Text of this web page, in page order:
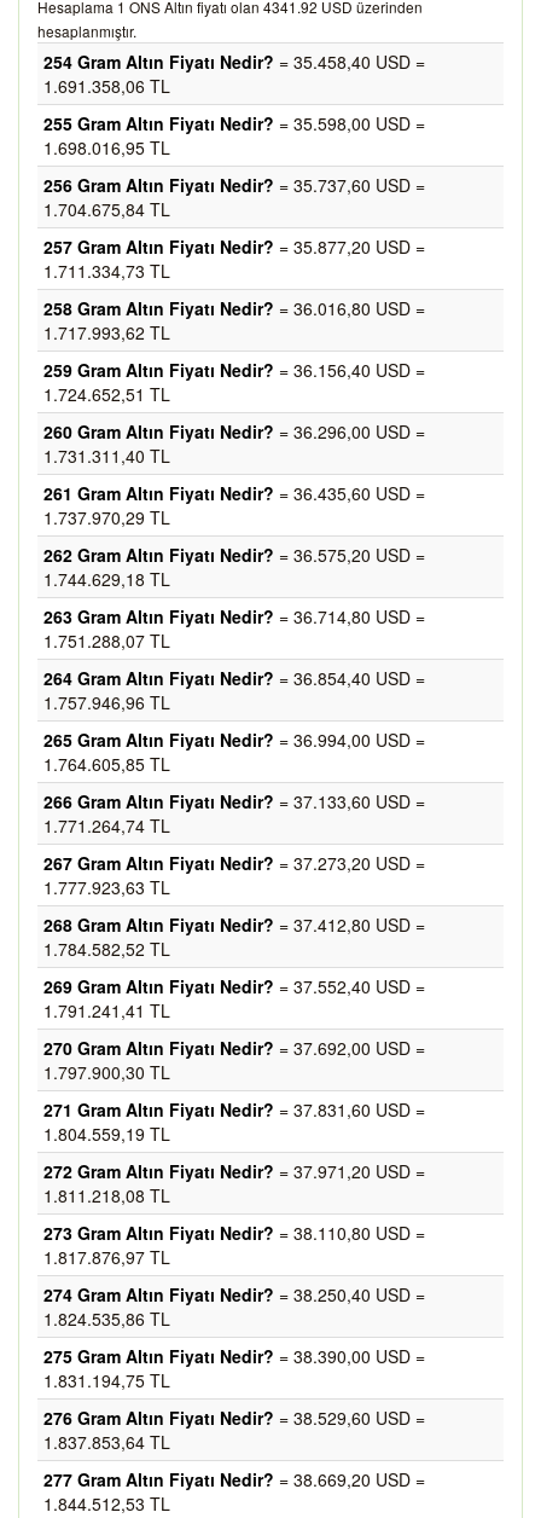
Hesaplama 1 ONS Altın fiyatı olan 4341.92 USD üzerinden
hesaplanmıştır.
254 Gram Altın Fiyatı Nedir? = 35.458,40 USD =
1.691.358,06 TL
255 Gram Altın Fiyatı Nedir? = 35.598,00 USD =
1.698.016,95 TL
256 Gram Altın Fiyatı Nedir? = 35.737,60 USD =
1.704.675,84 TL
257 Gram Altın Fiyatı Nedir? = 35.877,20 USD =
1.711.334,73 TL
258 Gram Altın Fiyatı Nedir? = 36.016,80 USD =
1.717.993,62 TL
259 Gram Altın Fiyatı Nedir? = 36.156,40 USD =
1.724.652,51 TL
260 Gram Altın Fiyatı Nedir? = 36.296,00 USD =
1.731.311,40 TL
261 Gram Altın Fiyatı Nedir? = 36.435,60 USD =
1.737.970,29 TL
262 Gram Altın Fiyatı Nedir? = 36.575,20 USD =
1.744.629,18 TL
263 Gram Altın Fiyatı Nedir? = 36.714,80 USD =
1.751.288,07 TL
264 Gram Altın Fiyatı Nedir? = 36.854,40 USD =
1.757.946,96 TL
265 Gram Altın Fiyatı Nedir? = 36.994,00 USD =
1.764.605,85 TL
266 Gram Altın Fiyatı Nedir? = 37.133,60 USD =
1.771.264,74 TL
267 Gram Altın Fiyatı Nedir? = 37.273,20 USD =
1.777.923,63 TL
268 Gram Altın Fiyatı Nedir? = 37.412,80 USD =
1.784.582,52 TL
269 Gram Altın Fiyatı Nedir? = 37.552,40 USD =
1.791.241,41 TL
270 Gram Altın Fiyatı Nedir? = 37.692,00 USD =
1.797.900,30 TL
271 Gram Altın Fiyatı Nedir? = 37.831,60 USD =
1.804.559,19 TL
272 Gram Altın Fiyatı Nedir? = 37.971,20 USD =
1.811.218,08 TL
273 Gram Altın Fiyatı Nedir? = 38.110,80 USD =
1.817.876,97 TL
274 Gram Altın Fiyatı Nedir? = 38.250,40 USD =
1.824.535,86 TL
275 Gram Altın Fiyatı Nedir? = 38.390,00 USD =
1.831.194,75 TL
276 Gram Altın Fiyatı Nedir? = 38.529,60 USD =
1.837.853,64 TL
277 Gram Altın Fiyatı Nedir? = 38.669,20 USD =
1.844.512,53 TL